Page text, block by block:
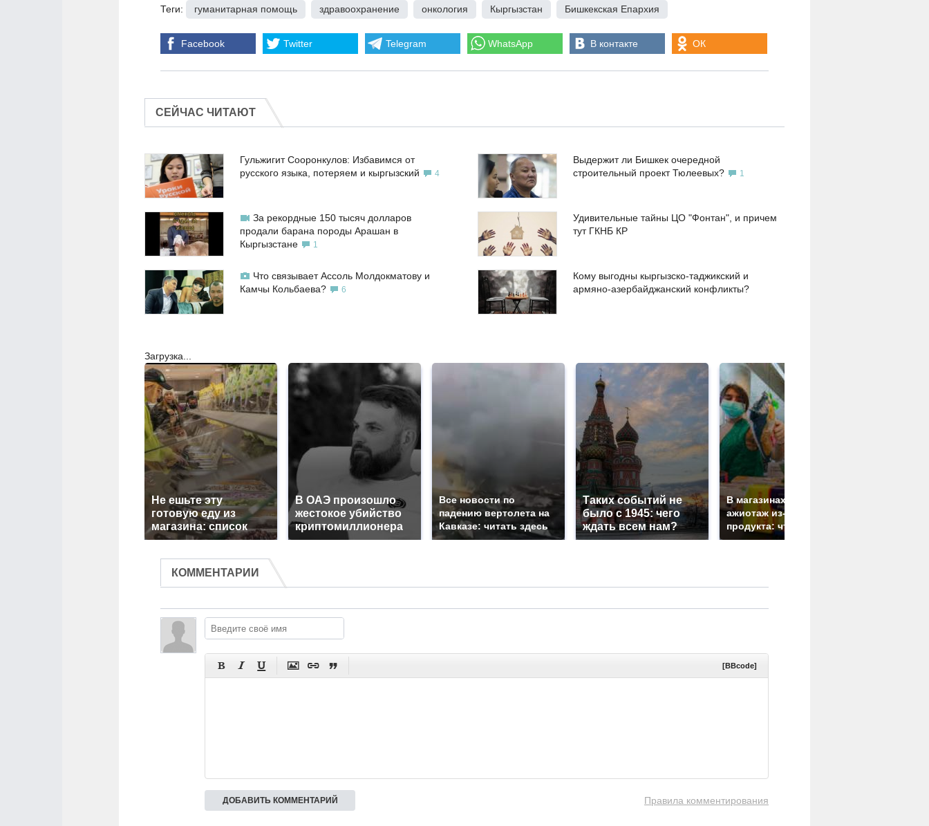
Теги: гуманитарная помощь здравоохранение онкология Кыргызстан Бишкекская Епархия
Facebook Twitter Telegram WhatsApp В контакте ОК
СЕЙЧАС ЧИТАЮТ
Гульжигит Сооронкулов: Избавимся от
русского языка, потеряем и кыргызский
4
Выдержит ли Бишкек очередной
строительный проект Тюлеевых?
1
За рекордные 150 тысяч долларов
продали барана породы Арашан в
Кыргызстане
1
Удивительные тайны ЦО "Фонтан", и причем
тут ГКНБ КР
Что связывает Ассоль Молдокматову и
Камчы Кольбаева?
6
Кому выгодны кыргызско-таджикский и
армяно-азербайджанский конфликты?
Загрузка...
Не ешьте эту
готовую еду из
магазина: список
В ОАЭ произошло
жестокое убийство
криптомиллионера
Все новости по
падению вертолета на
Кавказе: читать здесь
Таких событий не
было с 1945: чего
ждать всем нам?
В магазинах России
ажиотаж из-за этого
продукта: что купить?
КОММЕНТАРИИ
      [BBcode]
Правила комментирования